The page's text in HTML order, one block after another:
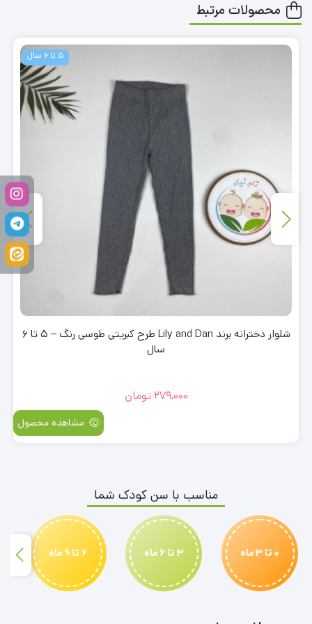
محصولات مرتبط
5 تا 6 سال
شلوار دخترانه برند Lily and Dan طرح کبریتی طوسی رنگ – 5 تا 6
سال
279,000 تومان
مشاهده محصول
مناسب با سن کودک شما
0 تا 3 ماه 3 تا 6 ماه 6 تا 9 ماه